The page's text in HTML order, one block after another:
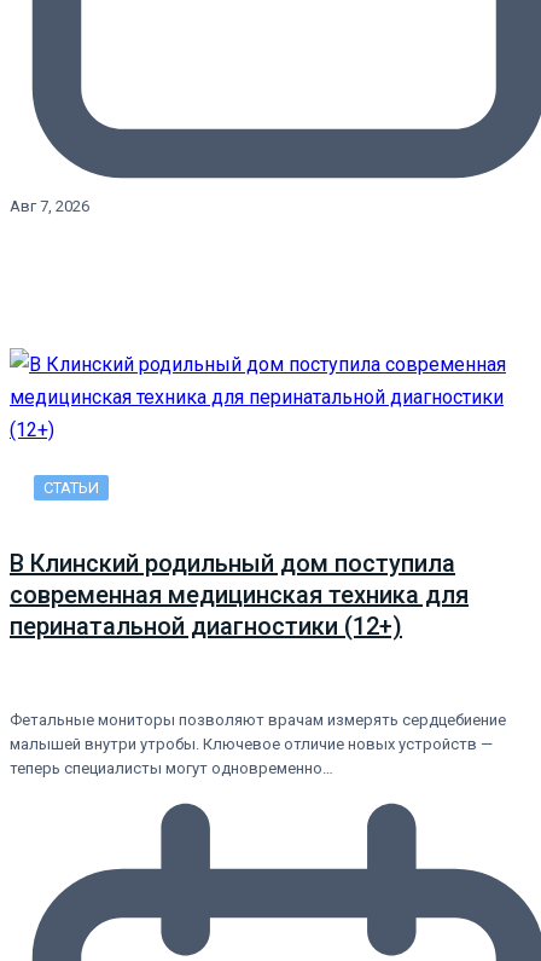
Авг 7, 2026
СТАТЬИ
В Клинский родильный дом поступила
современная медицинская техника для
перинатальной диагностики (12+)
Фетальные мониторы позволяют врачам измерять сердцебиение
малышей внутри утробы. Ключевое отличие новых устройств —
теперь специалисты могут одновременно…